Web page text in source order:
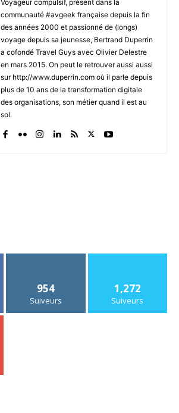
Voyageur compulsif, présent dans la
communauté #avgeek française depuis la fin
des années 2000 et passionné de (longs)
voyage depuis sa jeunesse, Bertrand Duperrin
a cofondé Travel Guys avec Olivier Delestre
en mars 2015. On peut le retrouver aussi aussi
sur http://www.duperrin.com où il parle depuis
plus de 10 ans de la transformation digitale
des organisations, son métier quand il est au
sol.
954
Suiveurs
1,272
Suiveurs